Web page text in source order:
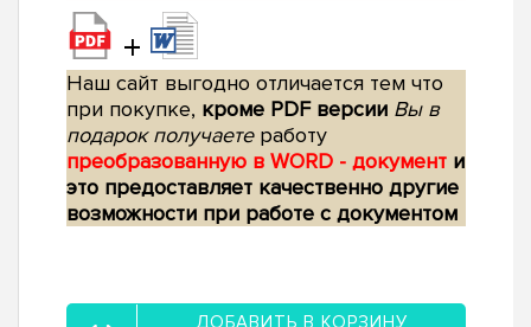
+
Наш сайт выгодно отличается тем что
при покупке, кроме PDF версии Вы в
подарок получаетеработу
преобразованную в WORD - документ и
это предоставляет качественно другие
возможности при работе с документом
ДОБАВИТЬ В КОРЗИНУ